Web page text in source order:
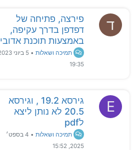
ד
פירצה, פתיחה של
דפדפן בדרך עקיפה,
באמצעות תוכנת אדובי
תמיכה ושאלות •
19:35
E
גירסא 19.2 , וגירסא
20.5 לא נותן ליצא
לpdf
תמיכה ושאלות •
4 בספט׳
2025, 15:52